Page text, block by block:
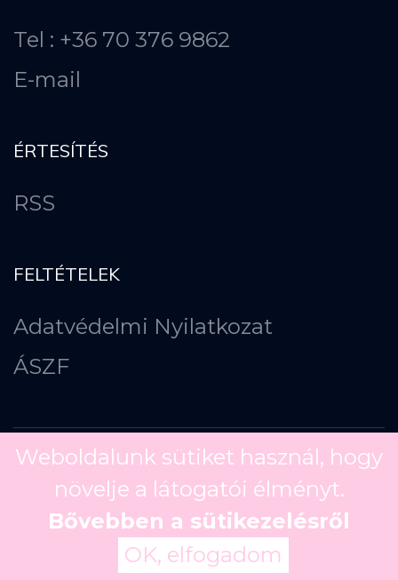
Tel : +36 70 376 9862
E-mail
ÉRTESÍTÉS
RSS
FELTÉTELEK
Adatvédelmi Nyilatkozat
ÁSZF
Copyright © 2026
Weboldalunk sütiket használ, hogy
növelje a látogatói élményt.
Bővebben a sütikezelésről
OK, elfogadom